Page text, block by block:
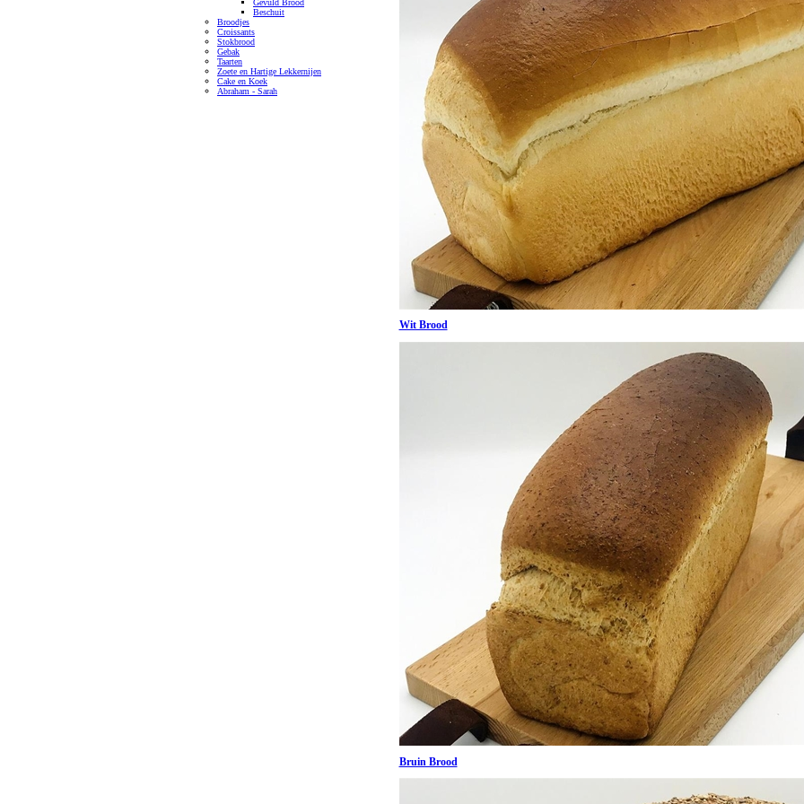
Gevuld Brood
Beschuit
Broodjes
Croissants
Stokbrood
Gebak
Taarten
Zoete en Hartige Lekkernijen
Cake en Koek
Abraham - Sarah
Wit Brood
Bruin Brood